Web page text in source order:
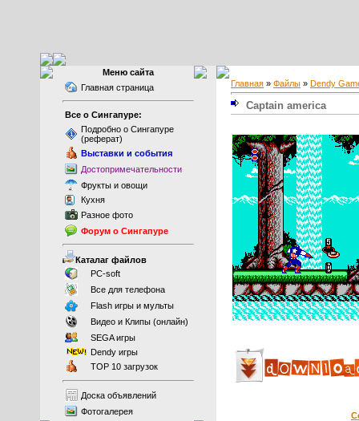
Меню сайта
Главная страница
Все о Сингапуре:
Подробно о Сингапуре
(реферат)
Выставки и события
Достопримечательности
Фрукты и овощи
Кухня
Разное фото
Форум о Сингапуре
Каталаг файлов
PC-soft
Все для телефона
Flash игры и мульты
Видео и Клипы (онлайн)
SEGA игры
Dendy игры
TOP 10 загрузок
Доска объявлений
Фотогалерея
Главная » Файлы » Dendy
Captain america